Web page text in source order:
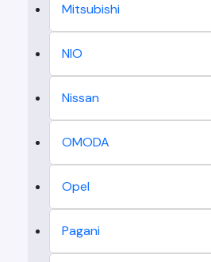
Mitsubishi
NIO
Nissan
OMODA
Opel
Pagani